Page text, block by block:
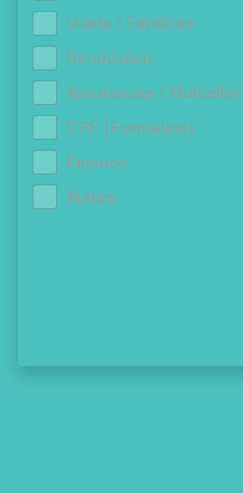
Volets / Fenêtres
Rénovation
Assurances / Mutuelles
CPF (Formation)
Finance
Autres